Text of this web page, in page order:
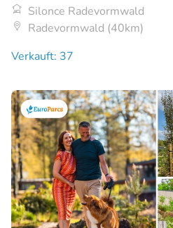
Silonce Radevormwald
Radevormwald (40km)
Verkauft: 37